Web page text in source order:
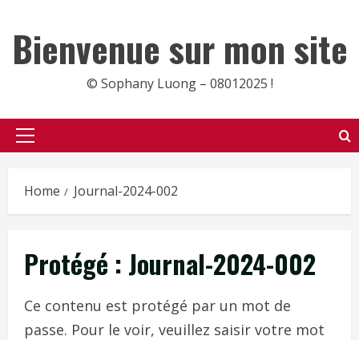
content
Bienvenue sur mon site
© Sophany Luong – 08012025 !
Primary
Home Journal-2024-002
Protégé : Journal-2024-002
Ce contenu est protégé par un mot de
passe. Pour le voir, veuillez saisir votre mot